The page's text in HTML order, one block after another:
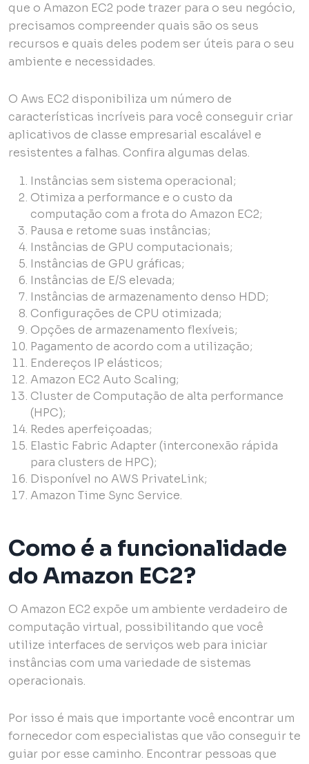
que o Amazon EC2 pode trazer para o seu negócio,
precisamos compreender quais são os seus
recursos e quais deles podem ser úteis para o seu
ambiente e necessidades.
O Aws EC2 disponibiliza um número de
características incríveis para você conseguir criar
aplicativos de classe empresarial escalável e
resistentes a falhas. Confira algumas delas.
Instâncias sem sistema operacional;
Otimiza a performance e o custo da
computação com a frota do Amazon EC2;
Pausa e retome suas instâncias;
Instâncias de GPU computacionais;
Instâncias de GPU gráficas;
Instâncias de E/S elevada;
Instâncias de armazenamento denso HDD;
Configurações de CPU otimizada;
Opções de armazenamento flexíveis;
Pagamento de acordo com a utilização;
Endereços IP elásticos;
Amazon EC2 Auto Scaling;
Cluster de Computação de alta performance
(HPC);
Redes aperfeiçoadas;
Elastic Fabric Adapter (interconexão rápida
para clusters de HPC);
Disponível no AWS PrivateLink;
Amazon Time Sync Service.
Como é a funcionalidade
do Amazon EC2?
O Amazon EC2 expõe um ambiente verdadeiro de
computação virtual, possibilitando que você
utilize interfaces de serviços web para iniciar
instâncias com uma variedade de sistemas
operacionais.
Por isso é mais que importante você encontrar um
fornecedor com especialistas que vão conseguir te
guiar por esse caminho. Encontrar pessoas que